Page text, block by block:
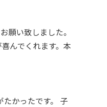
願い致しました。
んでくれます。本
かったです。 子